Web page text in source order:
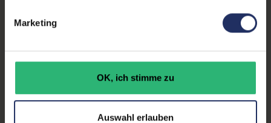
Marketing
OK, ich stimme zu
Auswahl erlauben
Partnerprogramm:
Datenspeicher: 250 GB SSD
Arbeitsspeicher: 16 GB DDR4
Prozessor:
Intel Core i5 10310U @ 1,7
GHz